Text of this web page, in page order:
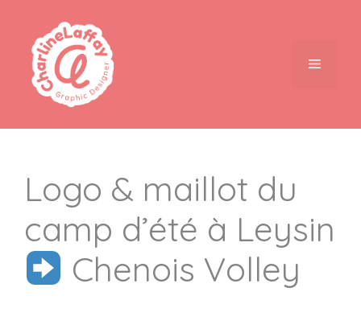
Logo & maillot du
camp d’été à Leysin
Chenois Volley